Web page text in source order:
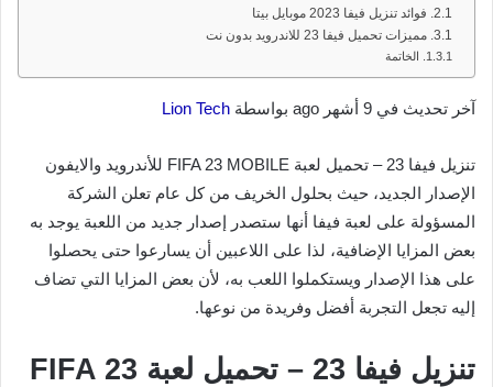
فوائد تنزيل فيفا 2023 موبايل بيتا
مميزات تحميل فيفا 23 للاندرويد بدون نت
الخاتمة
آخر تحديث في 9 أشهر ago بواسطة Lion Tech
تنزيل فيفا 23 – تحميل لعبة FIFA 23 MOBILE للأندرويد والايفون
الإصدار الجديد، حيث بحلول الخريف من كل عام تعلن الشركة
المسؤولة على لعبة فيفا أنها ستصدر إصدار جديد من اللعبة يوجد به
بعض المزايا الإضافية، لذا على اللاعبين أن يسارعوا حتى يحصلوا
على هذا الإصدار ويستكملوا اللعب به، لأن بعض المزايا التي تضاف
إليه تجعل التجربة أفضل وفريدة من نوعها.
تنزيل فيفا 23 – تحميل لعبة FIFA 23